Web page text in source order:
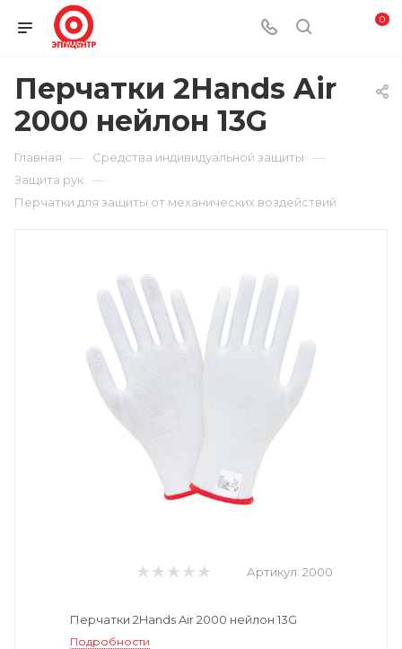
0
Перчатки 2Hands Air
2000 нейлон 13G
Главная — Средства индивидуальной защиты —
Защита рук —
Перчатки для защиты от механических воздействий
Артикул: 2000
Перчатки 2Hands Air 2000 нейлон 13G
Подробности